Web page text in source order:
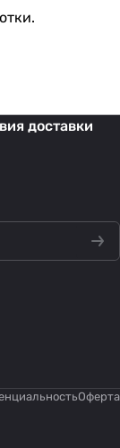
доставки
Оферта